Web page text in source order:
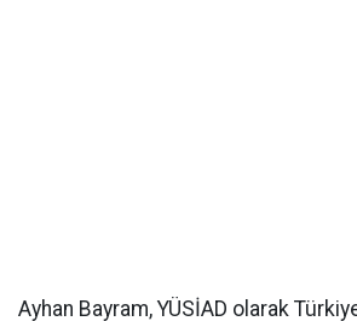
Ayhan Bayram, YÜSİAD olarak